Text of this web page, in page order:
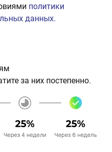
политики
данных.
за них постепенно.